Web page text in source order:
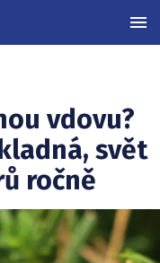
vdovu?
svět
ročně